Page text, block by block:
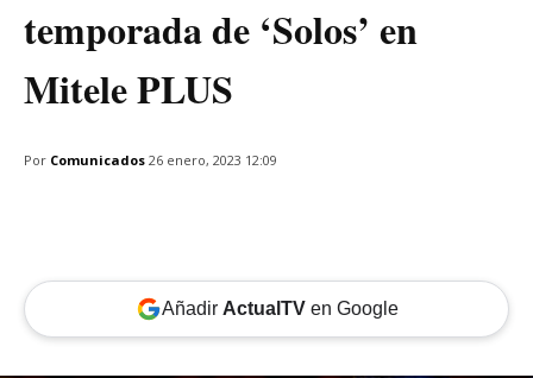
temporada de ‘Solos’ en
Mitele PLUS
Por Comunicados 26 enero, 2023 12:09
Añadir ActualTVen Google